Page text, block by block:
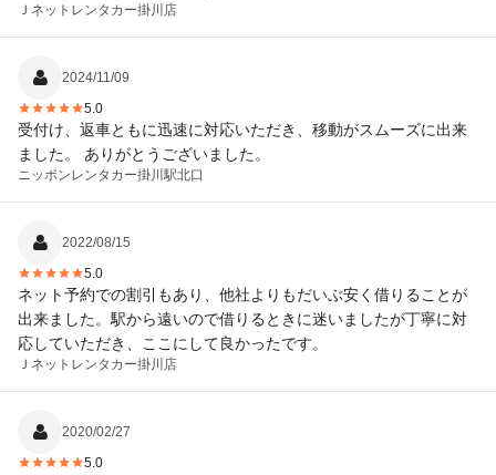
Ｊネットレンタカー掛川店
2024/11/09
5.0
受付け、返車ともに迅速に対応いただき、移動がスムーズに出来
ました。 ありがとうございました。
ニッポンレンタカー掛川駅北口
2022/08/15
5.0
ネット予約での割引もあり、他社よりもだいぶ安く借りることが
出来ました。駅から遠いので借りるときに迷いましたが丁寧に対
応していただき、ここにして良かったです。
Ｊネットレンタカー掛川店
2020/02/27
5.0